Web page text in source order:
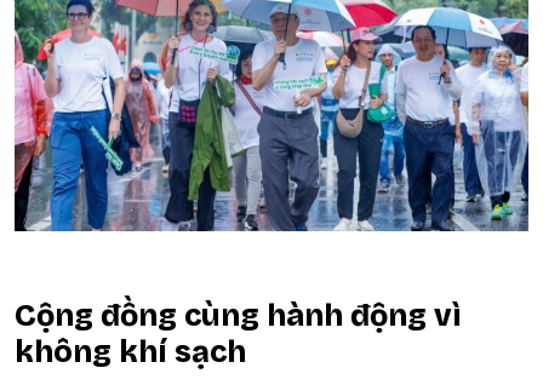
Cộng đồng cùng hành động vì
không khí sạch